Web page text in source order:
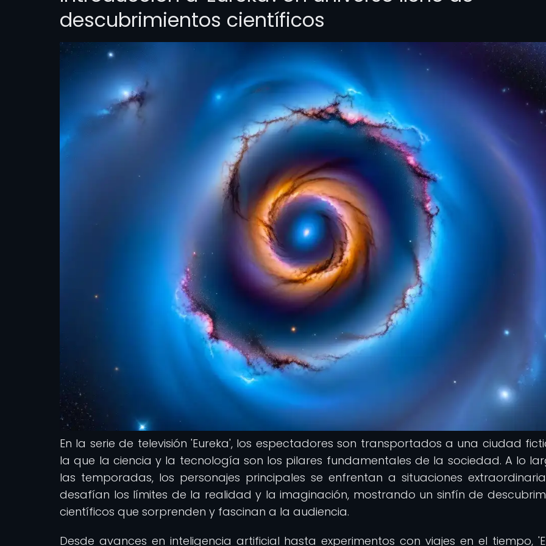
descubrimientos científicos
En la serie de televisión 'Eureka', los espectadores son transportados a una ciudad
la que la ciencia y la tecnología son los pilares fundamentales de la sociedad. A lo
las temporadas, los personajes principales se enfrentan a situaciones
desafían los límites de la realidad y la imaginación, mostrando un sinfín de
científicos que sorprenden y fascinan a la audiencia.
Desde avances en inteligencia artificial hasta experimentos con viajes en el tiempo,